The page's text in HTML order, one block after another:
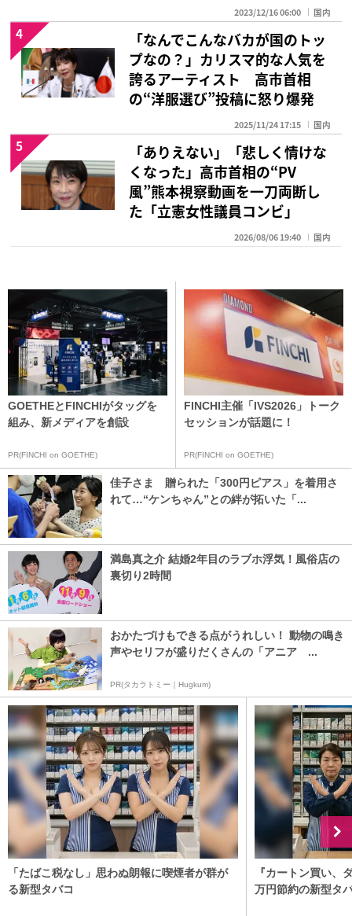
2023/12/16 06:00 国内
「なんでこんなバカが国のトッ
プなの？」カリスマ的な人気を
誇るアーティスト 高市首相
の“洋服選び”投稿に怒り爆発
2025/11/24 17:15 国内
4
「ありえない」「悲しく情けな
くなった」高市首相の“PV
風”熊本視察動画を一刀両断し
た「立憲女性議員コンビ」
2026/08/06 19:40 国内
5
GOETHEとFINCHIがタッグを
組み、新メディアを創設
PR(FINCHI on GOETHE)
FINCHI主催「IVS2026」トーク
セッションが話題に！
PR(FINCHI on GOETHE)
佳子さま 贈られた「300円ピアス」を着用さ
れて…“ケンちゃん”との絆が拓いた「...
満島真之介 結婚2年目のラブホ浮気！風俗店の
裏切り2時間
おかたづけもできる点がうれしい！ 動物の鳴き
声やセリフが盛りだくさんの「アニア ...
PR(タカラトミー｜Hugkum)
「たばこ税なし」思わぬ朗報に喫煙者が群が
る新型タバコ
『カートン買い、
万円節約の新型タ